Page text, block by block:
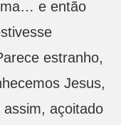
e então
estranho,
Jesus,
açoitado